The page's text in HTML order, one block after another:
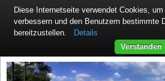
Diese Internetseite verwendet Cookies,
verbessern und den Benutzern bestimmte
bereitzustellen.
Details
Verstanden